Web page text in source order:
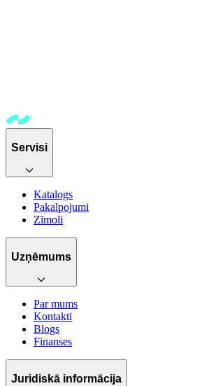
Servisi
Katalogs
Pakalpojumi
Zīmoli
Uzņēmums
Par mums
Kontakti
Blogs
Finanses
Juridiskā informācija